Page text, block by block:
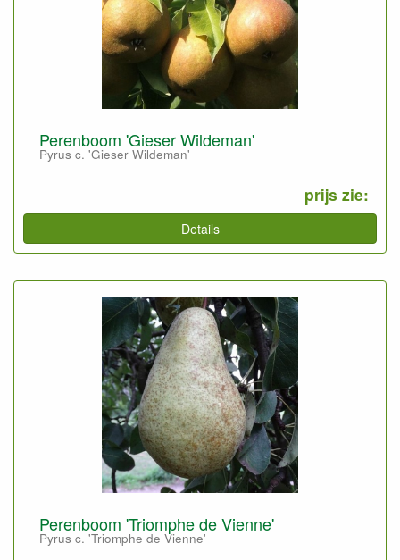
Perenboom 'Gieser Wildeman'
Pyrus c. 'Gieser Wildeman'
prijs zie:
Details
Perenboom 'Triomphe de Vienne'
Pyrus c. 'Triomphe de Vienne'